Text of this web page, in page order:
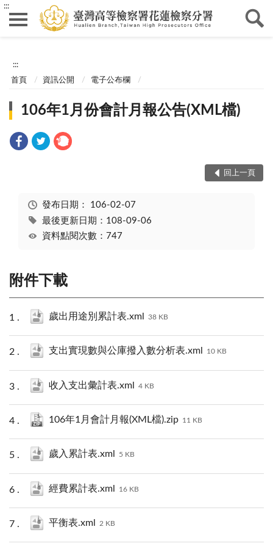
:::
:::
首頁 資訊公開 電子公布欄
106年1月份會計月報公告(XML檔)
回上一頁
發布日期： 106-02-07
最後更新日期：108-09-06
資料點閱次數：747
附件下載
歲出用途別累計表.xml 38 KB
支出實現數與公庫撥入數分析表.xml 10 KB
收入支出彙計表.xml 4 KB
106年1月會計月報(XML檔).zip 11 KB
歲入累計表.xml 5 KB
經費累計表.xml 16 KB
平衡表.xml 2 KB